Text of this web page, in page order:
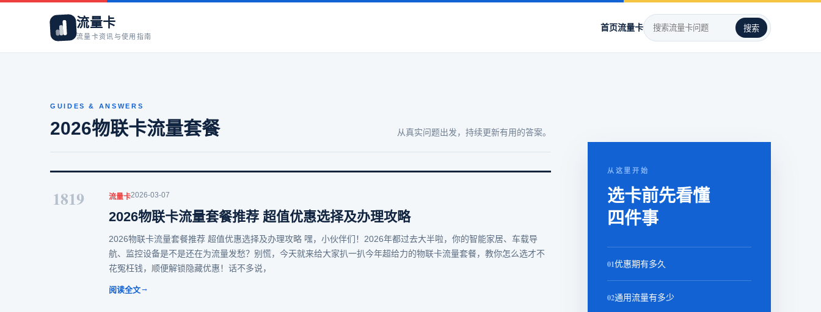
流量卡
流量卡资讯与使用指南
首页流量卡 搜索
GUIDES & ANSWERS
2026物联卡流量套餐 从真实问题出发，持续更新有用的答案。
1819 流量卡2026-03-07
2026物联卡流量套餐推荐 超值优惠选择及办理攻略
2026物联卡流量套餐推荐 超值优惠选择及办理攻略 嘿，小伙伴们！2026年都过去大半啦，你的智能家居、车载导
航、监控设备是不是还在为流量发愁？别慌，今天就来给大家扒一扒今年超给力的物联卡流量套餐，教你怎么选才不
花冤枉钱，顺便解锁隐藏优惠！话不多说，
阅读全文→
从这里开始
选卡前先看懂
四件事
01优惠期有多久
02通用流量有多少